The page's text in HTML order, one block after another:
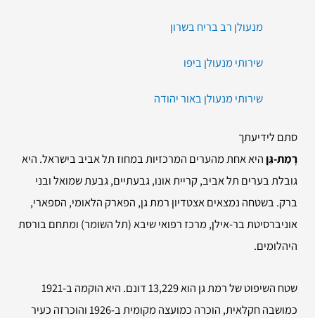
מנעולן רב בריח בשרון
שירותי מנעולן ביפו
שירותי מנעולן באור יהודה
סתם לידיעתך
רָמַת-גַּןהיא אחת מהערים המרכזיות במחוז תל אביב בישראל. היא
גובלת בערים תל אביב, קריית אונו, גבעתיים, גבעת שמואל ובני
ברק. בשטחה נמצאים אצטדיון רמת גן, הפארק הלאומי, הספארי,
אוניברסיטת בר-אילן, מרכז רפואי שיבא (תל השומר) ומתחם בורסת
היהלומים.
שטח השיפוט של רמת גן הוא 13,229 דונם. היא הוקמה ב-1921
כמושבה חקלאית, הוכרה כמועצה מקומית ב-1926 והוכרזה כעיר